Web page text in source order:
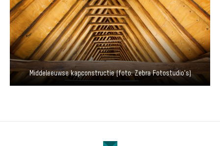
Middeleeuwse kapconstructie (foto: Zebra Fotostudio's)